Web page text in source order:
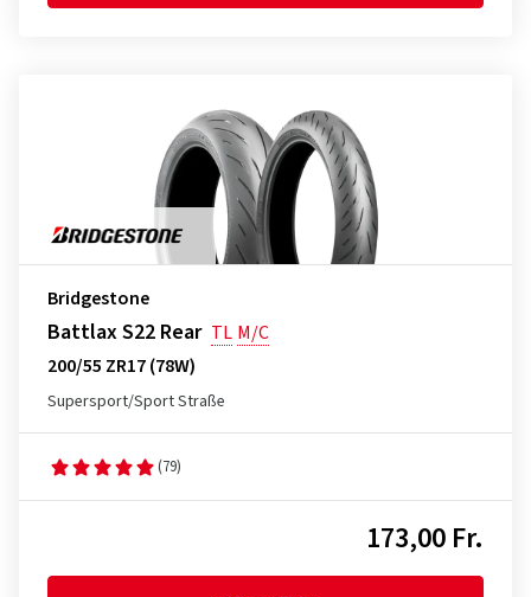
Bridgestone
Battlax S22 Rear TL M/C
200/55 ZR17 (78W)
Supersport/Sport Straße
(79)
173,00 Fr.